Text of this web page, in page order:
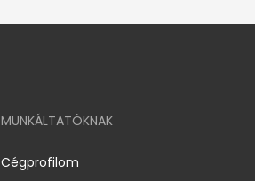
MUNKÁLTATÓKNAK
Cégprofilom